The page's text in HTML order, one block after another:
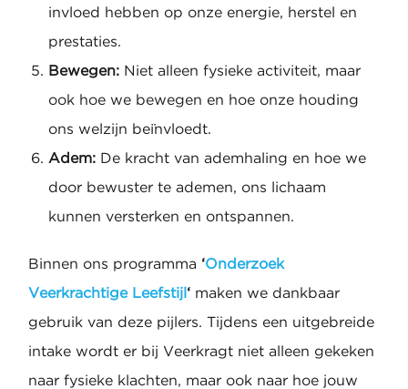
invloed hebben op onze energie, herstel en
prestaties.
Bewegen: Niet alleen fysieke activiteit, maar
ook hoe we bewegen en hoe onze houding
ons welzijn beïnvloedt.
Adem: De kracht van ademhaling en hoe we
door bewuster te ademen, ons lichaam
kunnen versterken en ontspannen.
Binnen ons programma ‘Onderzoek
Veerkrachtige Leefstijl ‘ maken we dankbaar
gebruik van deze pijlers. Tijdens een uitgebreide
intake wordt er bij Veerkragt niet alleen gekeken
naar fysieke klachten, maar ook naar hoe jouw